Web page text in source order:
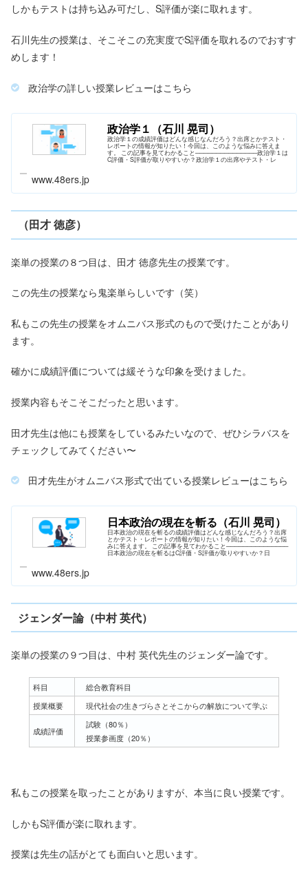
しかもテストは持ち込み可だし、S評価が楽に取れます。
石川先生の授業は、そこそこの充実度でS評価を取れるのでおすす
めします！
政治学の詳しい授業レビューはこちら
政治学１（石川 晃司）
政治学１の成績評価はどんな感じなんだろう？出席とかテスト・
レポートの情報が知りたい！今回は、このような悩みに答えま
す。 この記事を見てわかること───────────────政治学１は
C評価・S評価が取りやすいか？政治学１の出席やテスト・レ
www.48ers.jp
（田才 徳彦）
楽単の授業の８つ目は、田才 徳彦先生の授業です。
この先生の授業なら鬼楽単らしいです（笑）
私もこの先生の授業をオムニバス形式のもので受けたことがあり
ます。
確かに成績評価については緩そうな印象を受けました。
授業内容もそこそこだったと思います。
田才先生は他にも授業をしているみたいなので、ぜひシラバスを
チェックしてみてください〜
田才先生がオムニバス形式で出ている授業レビューはこちら
日本政治の現在を斬る（石川 晃司）
日本政治の現在を斬るの成績評価はどんな感じなんだろう？出席
とかテスト・レポートの情報が知りたい！今回は、このような悩
みに答えます。 この記事を見てわかること───────────────
日本政治の現在を斬るはC評価・S評価が取りやすいか？日
www.48ers.jp
ジェンダー論（中村 英代）
楽単の授業の９つ目は、中村 英代先生のジェンダー論です。
科目
総合教育科目
授業概要
現代社会の生きづらさとそこからの解放について学ぶ
成績評価
試験（80％）
授業参画度（20％）
私もこの授業を取ったことがありますが、本当に良い授業です。
しかもS評価が楽に取れます。
授業は先生の話がとても面白いと思います。